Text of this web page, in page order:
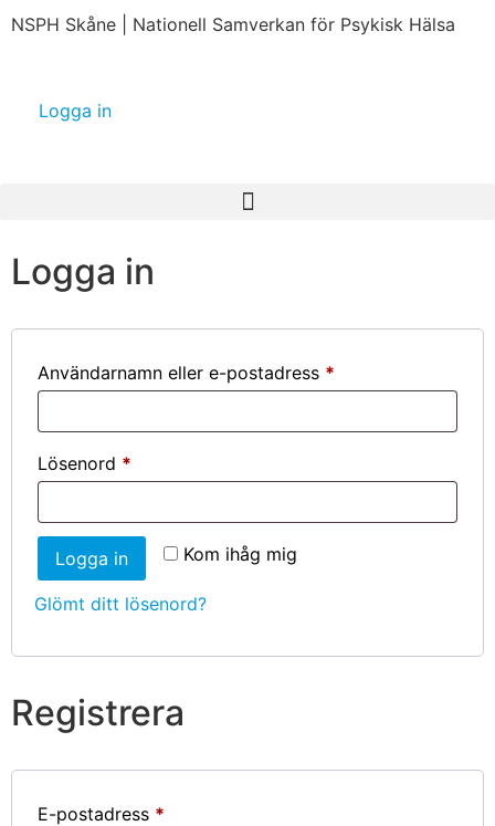
NSPH Skåne | Nationell Samverkan för Psykisk Hälsa
Logga in
Logga in
Användarnamn eller e-postadress *
Lösenord *
Kom ihåg mig
Logga in
Glömt ditt lösenord?
Registrera
E-postadress *